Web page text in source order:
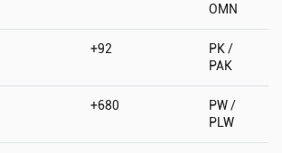
OMN
+92
PK /
PAK
+680
PW /
PLW